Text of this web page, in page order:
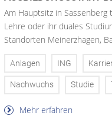
Am Hauptsitz in
Lehre oder ihr duales
Standorten Meinerzhagen,
Anlagen ING
Nachwuchs Studie
Mehr erfahren